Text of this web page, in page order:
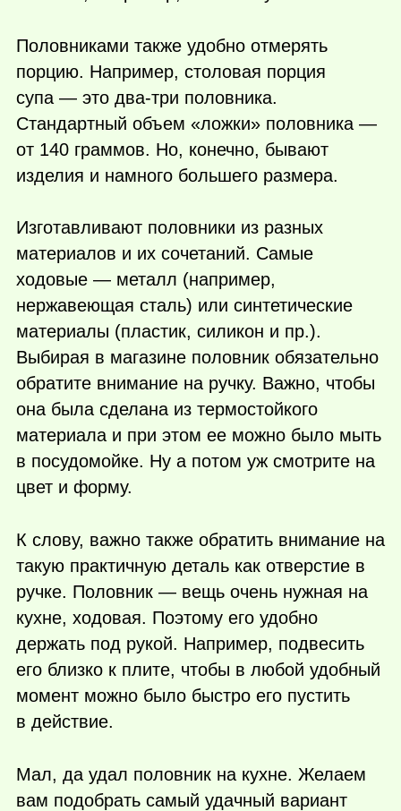
Половниками также удобно отмерять
порцию. Например, столовая порция
супа — это два-три половника.
Стандартный объем «ложки» половника —
от 140 граммов. Но, конечно, бывают
изделия и намного большего размера.
Изготавливают половники из разных
материалов и их сочетаний. Самые
ходовые — металл (например,
нержавеющая сталь) или синтетические
материалы (пластик, силикон и пр.).
Выбирая в магазине половник обязательно
обратите внимание на ручку. Важно, чтобы
она была сделана из термостойкого
материала и при этом ее можно было мыть
в посудомойке. Ну а потом уж смотрите на
цвет и форму.
К слову, важно также обратить внимание на
такую практичную деталь как отверстие в
ручке. Половник — вещь очень нужная на
кухне, ходовая. Поэтому его удобно
держать под рукой. Например, подвесить
его близко к плите, чтобы в любой удобный
момент можно было быстро его пустить
в действие.
Мал, да удал половник на кухне. Желаем
вам подобрать самый удачный вариант